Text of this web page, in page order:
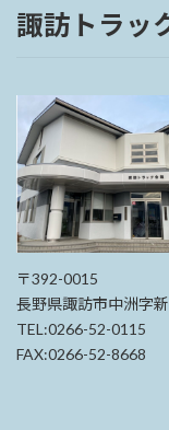
諏訪トラッ
〒392-0015
長野県諏訪市中洲字
TEL:0266-52-0115
FAX:0266-52-8668